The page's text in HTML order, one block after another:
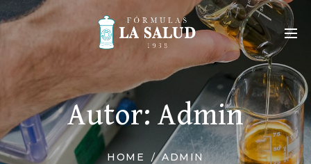
Autor: Admin
HOME ADMIN